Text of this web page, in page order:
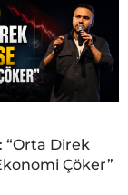
“Orta Direk
Çöker”